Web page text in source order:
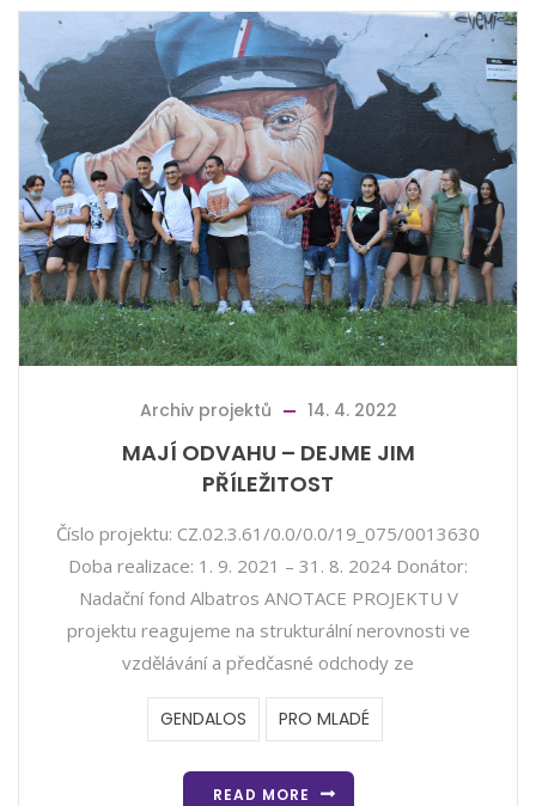
Archiv projektů 14. 4. 2022
MAJÍ ODVAHU – DEJME JIM
PŘÍLEŽITOST
Číslo projektu: CZ.02.3.61/0.0/0.0/19_075/0013630
Doba realizace: 1. 9. 2021 – 31. 8. 2024 Donátor:
Nadační fond Albatros ANOTACE PROJEKTU V
projektu reagujeme na strukturální nerovnosti ve
vzdělávání a předčasné odchody ze
GENDALOS PRO MLADÉ
READ MORE